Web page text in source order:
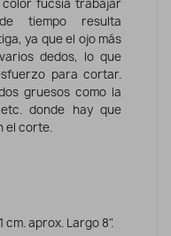
fucsia trabajar
tiempo resulta
ya que el ojo más
dedos, lo que
para cortar.
gruesos como la
donde hay que
el corte.
cm. aprox. Largo 8".